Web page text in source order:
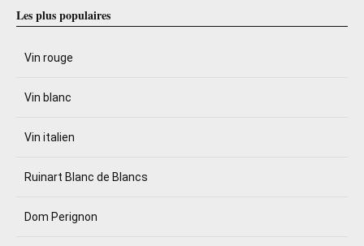
Les plus populaires
Vin rouge
Vin blanc
Vin italien
Ruinart Blanc de Blancs
Dom Perignon